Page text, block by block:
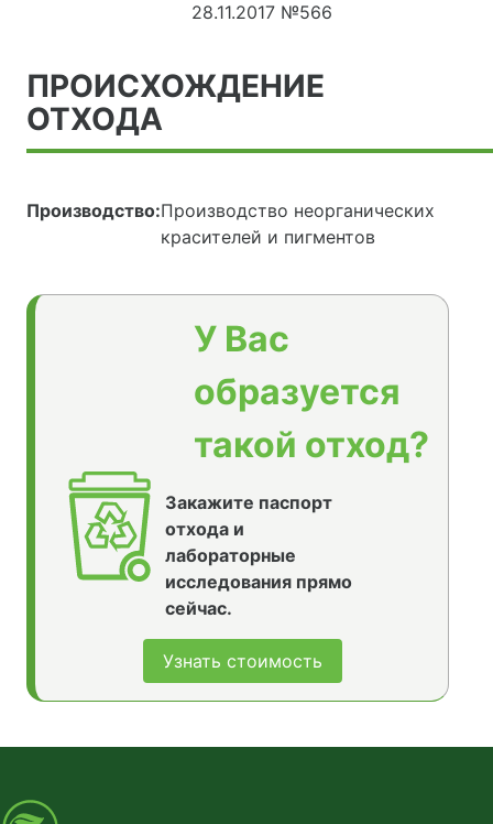
28.11.2017 №566
ПРОИСХОЖДЕНИЕ
ОТХОДА
Производство:Производство неорганических
красителей и пигментов
У Вас
образуется
такой отход?
Закажите паспорт
отхода и
лабораторные
исследования прямо
сейчас.
Узнать стоимость